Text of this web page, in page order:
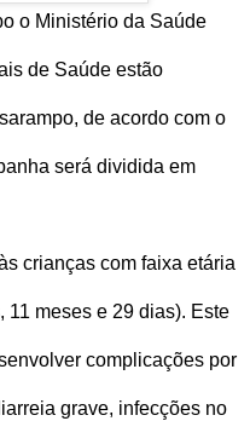
o Ministério da Saúde
de Saúde estão
de acordo com o
será dividida em
crianças com faixa etária
11 meses e 29 dias). Este
complicações por
grave, infecções no